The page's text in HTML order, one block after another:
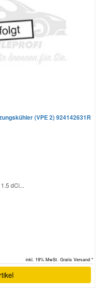
(VPE 2) 924142631R
dCi...
inkl. 19% MwSt. Gratis Versand *